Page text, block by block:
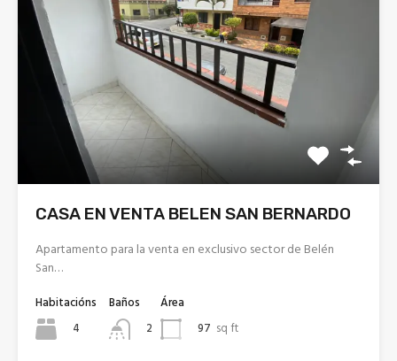
CASA EN VENTA BELEN SAN BERNARDO
Apartamento para la venta en exclusivo sector de Belén
San…
Habitacións
4
Baños
2
Área
97 sq ft